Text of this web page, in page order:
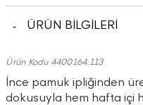
ÜRÜN BİLGİLERİ
Ürün Kodu 4400164.113
İnce pamuk ipliğinden
dokusuyla hem hafta içi